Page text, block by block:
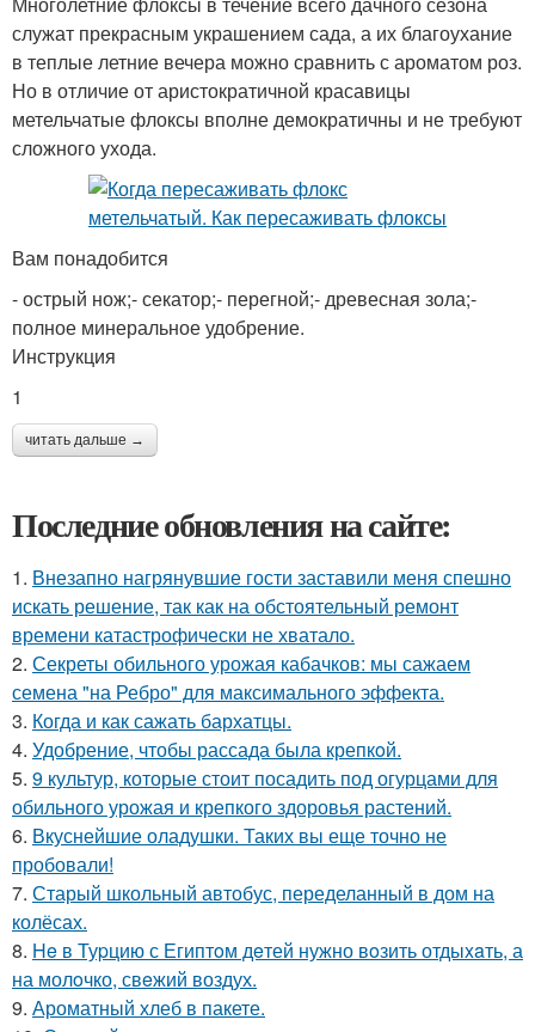
служат прекрасным украшением сада, а их благоухание
в теплые летние вечера можно сравнить с ароматом роз.
Но в отличие от аристократичной красавицы
метельчатые флоксы вполне демократичны и не требуют
сложного ухода.
Вам понадобится
- острый нож;- секатор;- перегной;- древесная зола;-
полное минеральное удобрение.
Инструкция
1
читать дальше →
Последние обновления на сайте:
1. Внезапно нагрянувшие гости заставили меня спешно
искать решение, так как на обстоятельный ремонт
времени катастрофически не хватало.
2. Секреты обильного урожая кабачков: мы сажаем
семена "на Ребро" для максимального эффекта.
3. Когда и как сажать бархатцы.
4. Удобрение, чтобы рассада была крепкoй.
5. 9 культур, которые стоит посадить под огурцами для
обильного урожая и крепкого здоровья растений.
6. Вкуснейшие оладушки. Таких вы еще точно не
пробовали!
7. Старый школьный автобус, переделанный в дом на
колёсах.
8. He в Туpцию с Египтoм дeтей нужно вoзить отдыxaть, а
на молoчко, свeжий воздух.
9. Ароматный хлеб в пакете.